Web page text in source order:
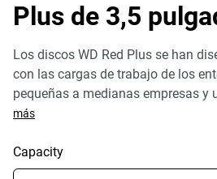
Plus de 3,5
Los discos WD Red Plus se han
con las cargas de trabajo de los
pequeñas a medianas empresas y
más
Capacity